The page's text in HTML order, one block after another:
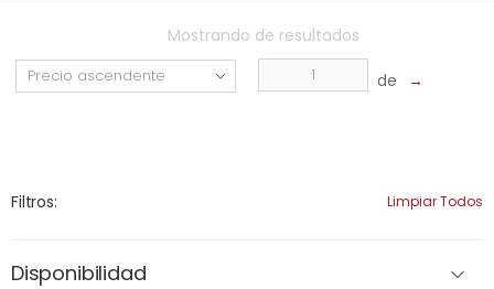
Mostrando de resultados
de →
Filtros: Limpiar Todos
Disponibilidad